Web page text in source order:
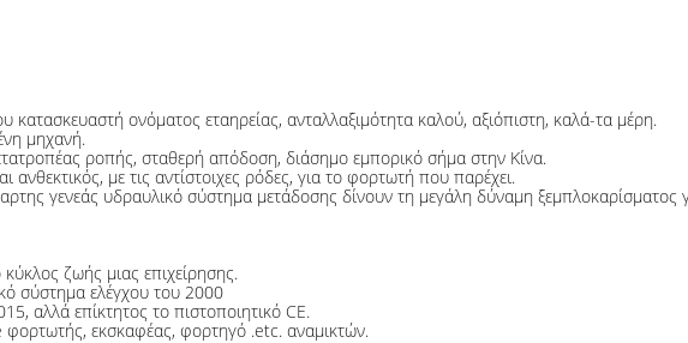
ονόματος εταηρείας, ανταλλαξιμότητα καλού, αξιόπιστη, καλά-τα μέρη.
μηχανή.
ροπής, σταθερή απόδοση, διάσημο εμπορικό σήμα στην Κίνα.
με τις αντίστοιχες ρόδες, για το φορτωτή που παρέχει.
γενεάς υδραυλικό σύστημα μετάδοσης δίνουν τη μεγάλη δύναμη ξεμπλοκαρίσματος
ζωής μιας επιχείρησης.
σύστημα ελέγχου του 2000
αλλά επίκτητος το πιστοποιητικό CE.
φορτωτής, εκσκαφέας, φορτηγό .etc. αναμικτών.